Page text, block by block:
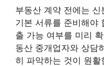
부동산 계약 전에는
기본 서류를 준비해야
출 가능 여부를 미리
동산 중개업자와 상담
히 파악하는 것이 원